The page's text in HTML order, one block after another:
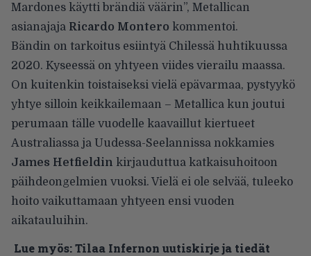
Mardones käytti brändiä väärin”, Metallican
asianajaja Ricardo Montero kommentoi.
Bändin on tarkoitus esiintyä Chilessä huhtikuussa
2020. Kyseessä on yhtyeen viides vierailu maassa.
On kuitenkin toistaiseksi vielä epävarmaa, pystyykö
yhtye silloin keikkailemaan – Metallica kun joutui
perumaan tälle vuodelle kaavaillut kiertueet
Australiassa ja Uudessa-Seelannissa nokkamies
James Hetfieldin kirjauduttua katkaisuhoitoon
päihdeongelmien vuoksi. Vielä ei ole selvää, tuleeko
hoito vaikuttamaan yhtyeen ensi vuoden
aikatauluihin.
Lue myös:Tilaa Infernon uutiskirje ja tiedät